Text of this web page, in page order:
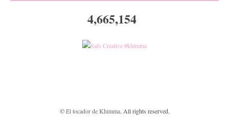
4,665,154
©El tocador de Khimma. All rights reserved.